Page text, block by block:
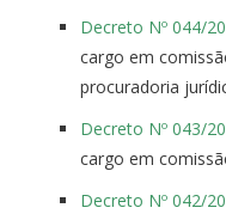
Decreto Nº 044/
cargo em
procuradoria
Decreto Nº 043/
cargo em
Decreto Nº 042/